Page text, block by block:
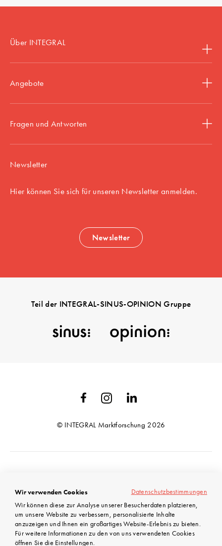
Über INTEGRAL
Angebote
Fragen und Antworten
Newsletter
Hier können Sie sich für unseren Newsletter anmelden.
Newsletter
Teil der INTEGRAL-SINUS-OPINION Gruppe
© INTEGRAL Marktforschung 2026
Datenschutz
Impressum
Datenschutzbestimmungen
Wir verwenden Cookies
Wir können diese zur Analyse unserer Besucherdaten platzieren,
um unsere Website zu verbessern, personalisierte Inhalte
anzuzeigen und Ihnen ein großartiges Website-Erlebnis zu bieten.
Für weitere Informationen zu den von uns verwendeten Cookies
öffnen Sie die Einstellungen.